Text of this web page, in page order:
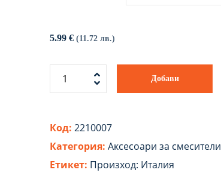
5.99 € (11.72 лв.)
Добави
Код: 2210007
Категория: Аксесоари за смесители
Етикет: Произход: Италия